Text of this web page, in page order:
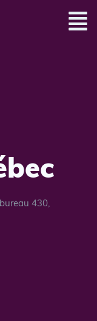
430,